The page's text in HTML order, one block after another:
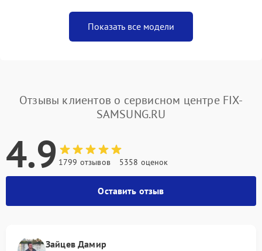
Показать все модели
Отзывы клиентов о сервисном центре FIX-
SAMSUNG.RU
4.9 1799 отзывов 5358 оценок
Оставить отзыв
Зайцев Дамир